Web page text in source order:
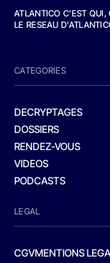
ATLANTICO C'EST QUI,
LE RESEAU
CATEGORIES
DECRYPTAGES
DOSSIERS
RENDEZ-VOUS
VIDEOS
PODCASTS
LEGAL
CGVMENTIONS